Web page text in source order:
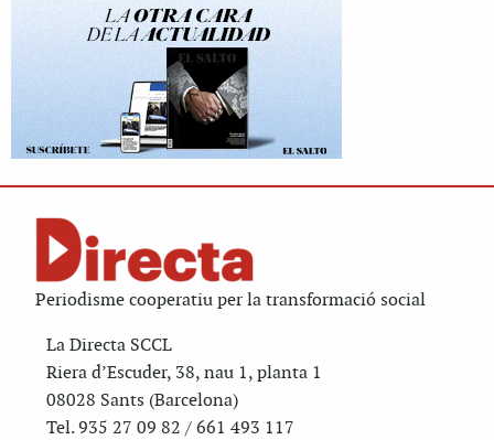
Periodisme cooperatiu per la transformació social
La Directa SCCL
Riera d’Escuder, 38, nau 1, planta 1
08028 Sants (Barcelona)
Tel. 935 27 09 82 / 661 493 117